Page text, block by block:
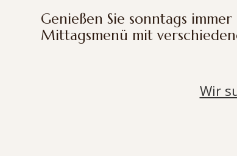
Genießen Sie sonntags
Mittagsmenü mit
Wir